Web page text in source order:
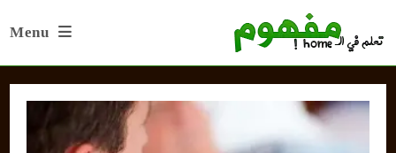
Menu